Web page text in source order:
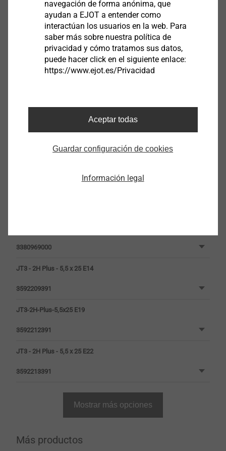
JT3-2H-Plus-5,5x25-E16 U100
6592211391
JT3-2H-Plus-5,5x25 E16 RAL 7016
JT3-2H-Plus-5,5x25 E16 RAL 9006
3380969000
JT3 - 2H Plus - 5,5 x 25 E14
3592209391
JT3-2H-Plus-5,5x25 E19
3592212391
JT3 - 2H Plus - 5,5 x 25 E22
3592213391
Mostrar más opciones
Más productos
navegación de forma anónima, que
ayudan a EJOT a entender como
interactúan los usuarios en la web. Para
saber más sobre nuestra política de
privacidad y cómo tratamos sus datos,
puede hacer click en el siguiente enlace:
https://www.ejot.es/Privacidad
Aceptar todas
Guardar configuración de cookies
Información legal